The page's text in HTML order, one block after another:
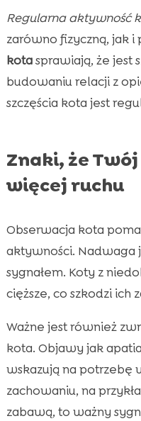
Regularna aktywność
zarówno fizyczną, jak i
kotasprawiają, że jest
budowaniu relacji z
szczęścia kota jest
Znaki, że
więcej ruchu
Obserwacja kota
aktywności. Nadwaga
sygnałem. Koty z
cięższe, co szkodzi ich
Ważne jest również
kota. Objawy jak
wskazują na potrzebę
zachowaniu, na
zabawą, to ważny